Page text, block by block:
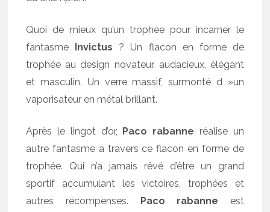
Quoi de mieux qu’un trophée pour incarner le
fantasme Invictus ? Un flacon en forme de
trophée au design novateur, audacieux, élégant
et masculin. Un verre massif, surmonté d »un
vaporisateur en métal brillant.
Après le lingot d’or, Paco rabanne réalise un
autre fantasme a travers ce flacon en forme de
trophée. Qui n’a jamais rêvé d’être un grand
sportif accumulant les victoires, trophées et
autres récompenses. Paco rabanne est